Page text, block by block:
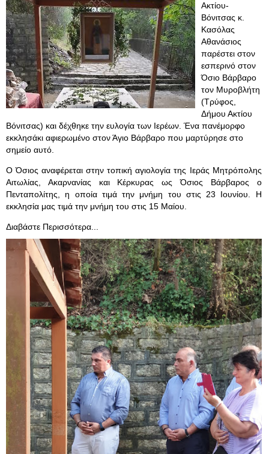
Ακτίου-
Βόνιτσας κ.
Κασόλας
Αθανάσιος
παρέστει στον
εσπερινό στον
Όσιο Βάρβαρο
τον Μυροβλήτη
(Τρύφος,
Δήμου Ακτίου
Βόνιτσας) και δέχθηκε την ευλογία των Ιερέων. Ένα πανέμορφο
εκκλησάκι αφιερωμένο στον Άγιο Βάρβαρο που μαρτύρησε στο
σημείο αυτό.
Ο Όσιος αναφέρεται στην τοπική αγιολογία της Ιεράς Μητρόπολης
Αιτωλίας, Ακαρνανίας και Κέρκυρας ως Όσιος Βάρβαρος ο
Πενταπολίτης, η οποία τιμά την μνήμη του στις 23 Ιουνίου. Η
εκκλησία μας τιμά την μνήμη του στις 15 Μαίου.
Διαβάστε Περισσότερα...